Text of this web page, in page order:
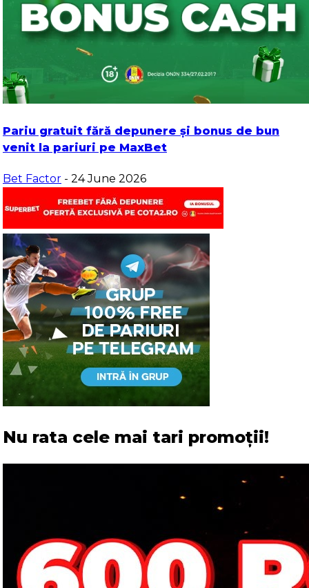
Pariu gratuit fără depunere și bonus de bun
venit la pariuri pe MaxBet
Bet Factor - 24 June 2026
Nu rata cele mai tari promoții!